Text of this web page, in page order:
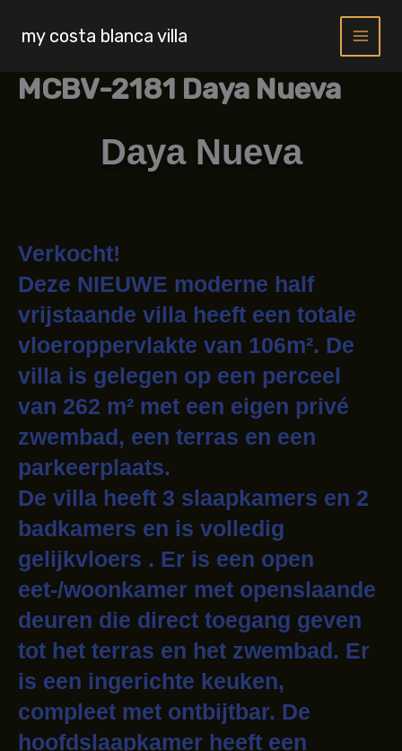
content
my costa blanca villa
MCBV-2181 Daya Nueva
Daya Nueva
Verkocht!
Deze NIEUWE moderne half
vrijstaande villa heeft een totale
vloeroppervlakte van 106m². De
villa is gelegen op een perceel
van 262 m² met een eigen privé
zwembad, een terras en een
parkeerplaats.
De villa heeft 3 slaapkamers en 2
badkamers en is volledig
gelijkvloers . Er is een open
eet-/woonkamer met openslaande
deuren die direct toegang geven
tot het terras en het zwembad. Er
is een ingerichte keuken,
compleet met ontbijtbar. De
hoofdslaapkamer heeft een